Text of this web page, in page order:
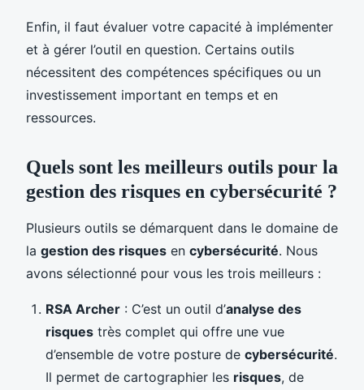
Enfin, il faut évaluer votre capacité à implémenter
et à gérer l’outil en question. Certains outils
nécessitent des compétences spécifiques ou un
investissement important en temps et en
ressources.
Quels sont les meilleurs outils pour la
gestion des risques en cybersécurité ?
Plusieurs outils se démarquent dans le domaine de
la gestion des risques en cybersécurité. Nous
avons sélectionné pour vous les trois meilleurs :
RSA Archer : C’est un outil d’analyse des
risques très complet qui offre une vue
d’ensemble de votre posture de cybersécurité.
Il permet de cartographier les risques, de